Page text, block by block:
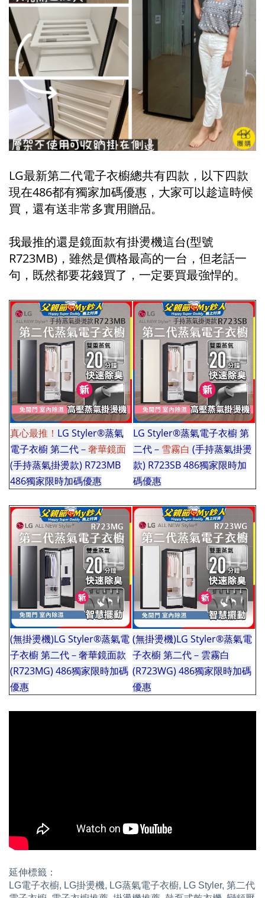
LG最新第二代電子衣櫥總共有四款，以下四款
現在486都有獨家加碼優惠，大家可以趁這時候
買，還有送非常多實用贈品。
我最推的還是鏡面款有掛燙機這台(型號
R723MB)，雖然是價格最高的一台，但老話一
句，既然都要花錢買了，一定要買最強悍的。
真心最推！ LG Styler®蒸氣
電子衣櫥 第二代－奢華鏡面
(手持蒸氣掛燙款) R723MB
486獨家限時加碼優惠
LG Styler®蒸氣電子衣櫥 第
二代－ 雪霧白 (手持蒸氣掛燙
款) R723SB 486獨家限時加
碼優惠
(無掛燙機)LG Styler®蒸氣電
子衣櫥 第二代－奢華鏡面款
(R723MG) 486獨家限時加碼
優惠
(無掛燙機)LG Styler®蒸氣電
子衣櫥 第二代－雲霧白
(R723WG) 486獨家限時加碼
優惠
延伸標籤：
LG電子衣櫥, LG掛燙機, LG蒸氣電子衣櫥, LG Styler, 第二代